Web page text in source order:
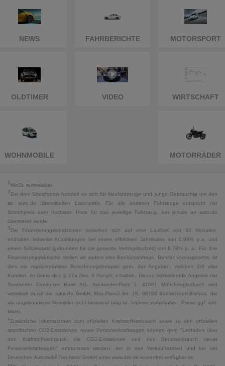
NEWS FAHRBERICHTE MOTORSPORT
OLDTIMER VIDEO WIRTSCHAFT
WOHNMOBILE MOTORRÄDER
1MwSt. ausweisbar
2Bei dem Streichpreis handelt es sich für Neufahrzeuge und junge Gebrauchte um den
an auto.de übermittelten Listenpreis. Für alle anderen Fahrzeuge entspricht der
Streichpreis dem höchsten Preis für das jeweilige Fahrzeug, der jemals an auto.de
übermittelt wurde.
3Die Finanzierungskonditionen beziehen sich auf eine Laufzeit von 60 Monaten,
enthalten teilweise Anzahlungen bei einem effektiven Jahreszins von 6,99% p.a. und
einem Sollzinssatz (gebunden für die gesamte Vertragslaufzeit) von 6,78% p. a.. Für Ihre
Finanzierungswünsche stellen wir zudem eine Bonitätsanfrage. Bonität vorausgesetzt, ist
dies ein repräsentatives Berechnungsbeispiel gem. der Angaben, welches 2/3 aller
Kunden, im Sinne des § 17a Abs. 4 PangV, erhalten. Dieses freibleibende Angebot der
Santander Consumer Bank AG, Santander-Platz 1, 41061 Mönchengladbach wird
vermittelt durch die auto.de GmbH, Max-Planck-Str. 19, 06796 Sandersdorf-Brehna, die
als ungebundener Vermittler nicht beratend tätig ist. Irrtümer vorbehalten. Preise ggf. inkl.
MwSt.
*Zusätzliche Informationen zum offiziellen Kraftstoffverbrauch sowie zu den offiziellen
spezifischen CO2-Emissionen neuer Personenkraftwagen können dem "Leitfaden über
den Kraftstoffverbrauch, die CO2-Emissionen und den Stromverbrauch neuer
Personenkraftwagen" entnommen werden, der in den Verkaufsstellen und bei der
Deutschen Automobil Treuhand GmbH unter www.dat.de kostenfrei verfügbar ist.